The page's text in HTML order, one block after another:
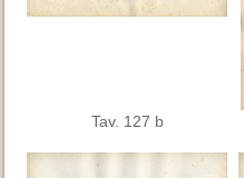
Tav. 127 b